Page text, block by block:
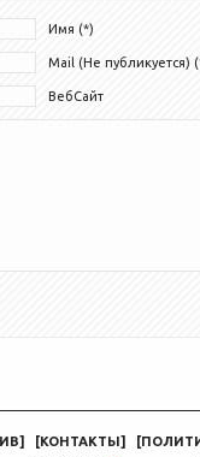
Имя (*)
Mail (Не публикуется)
ВебСайт
] [КОНТАКТЫ] [